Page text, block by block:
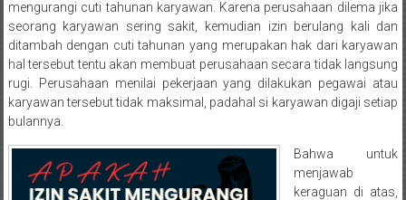
Kebumen/Magelang/Temanggung/Mungkid/Demak/
Batu/
Blitar/Surabaya/Palembang/
Bekasi/Jakarta
selatan/
Jakarta
Utara/
Jakarta
Pusat/
mengurangi cuti tahunan karyawan. Karena perusahaan dilema jika
seorang karyawan sering sakit, kemudian izin berulang kali dan
ditambah dengan cuti tahunan yang merupakan hak dari karyawan
hal tersebut tentu akan membuat perusahaan secara tidak langsung
rugi. Perusahaan menilai pekerjaan yang dilakukan pegawai atau
karyawan tersebut tidak maksimal, padahal si karyawan digaji setiap
bulannya.
Bahwa untuk
menjawab
keraguan di atas,